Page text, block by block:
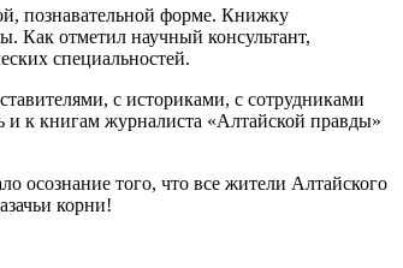
познавательной форме. Книжку
Как отметил научный консультант,
специальностей.
с историками, с сотрудниками
и к книгам журналиста «Алтайской правды»
осознание того, что все жители Алтайского
корни!